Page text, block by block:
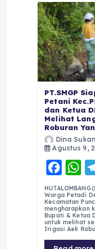
PT.SMGP
Petani
dan Ketua
Melihat
Roburan
Dina
Agustus 9,
F
a
c
e
b
h
a
ts
A
Warga Petadi
Kecamatan
mengharapkan
Bupati & Ketua
untuk melihat
Irigasi Aek